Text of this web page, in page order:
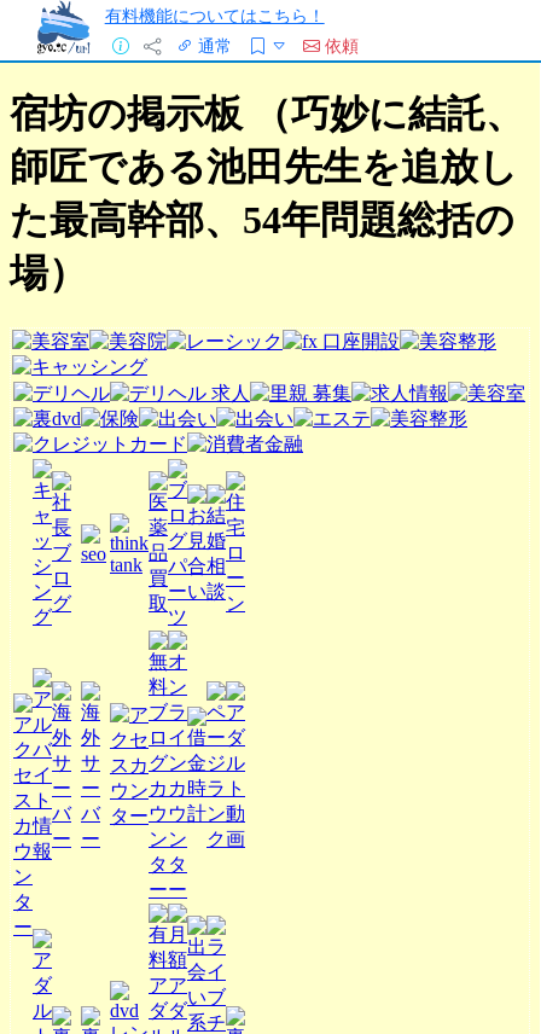
有料機能についてはこちら！
通常
依頼